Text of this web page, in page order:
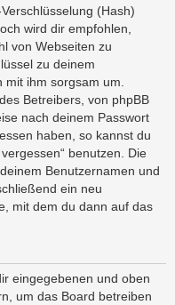
(Hash)
wird dir empfohlen,
von Webseiten zu
zu deinem
mit ihm sorgsam um.
Betreibers, von phpBB
nach deinem Passwort
haben, so kannst du
benutzen. Die
Benutzernamen und
ein neu
mit dem du dann auf das
eingegebenen und oben
um das Board betreiben